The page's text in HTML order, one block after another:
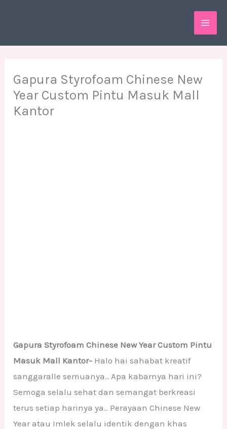
Gapura Styrofoam Chinese New
Year Custom Pintu Masuk Mall
Kantor
Gapura Styrofoam Chinese New Year Custom Pintu
Masuk Mall Kantor- Halo hai sahabat kreatif
sanggaralle semuanya.. Apa kabarnya hari ini?
Semoga selalu sehat dan semangat berkreasi
terus setiap harinya ya.. Perayaan Chinese New
Year atau Imlek selalu identik dengan khas